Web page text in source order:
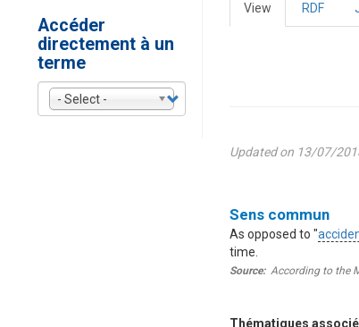
Accéder
directement à un
terme
- Select -
Primary
View (active
tab)
RDF
Updated on 13/07/
Sens commun
As opposed to "
time.
Source According to the
Thématiques